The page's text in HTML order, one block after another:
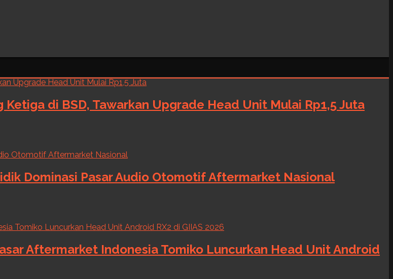
di BSD, Tawarkan Upgrade Head Unit Mulai Rp1,5 Juta
Dominasi Pasar Audio Otomotif Aftermarket Nasional
Aftermarket Indonesia Tomiko Luncurkan Head Unit Android